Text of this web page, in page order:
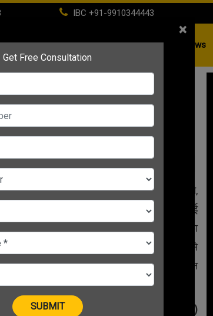
IBC +91-9910344443
Home(current)About IBC PSC News
है सदाबहार पूरे साल कर
बिज़नेस अगर सदाबहार हो तो क्या कहने,
यानि कि ऐसा बिज़नेस जिसका न तो कोई
मौसम हो और न ही कोई सीज़न और मुनाफा
तो हर महीने हो ही अच्छा. आज हम बात ऐसे
व्यापार की करेंगे जो हर मौसम और हर सीज़न
में मुनाफा ही कमा कर देते हैं.
कपड़ो का बिज़नेस
)
×